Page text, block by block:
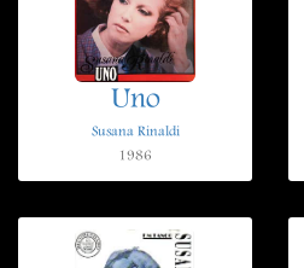
Uno
Susana Rinaldi
1986